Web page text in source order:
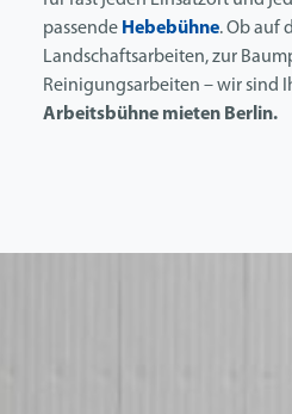
passende Hebebühne. Ob auf
Landschaftsarbeiten, zur
Reinigungsarbeiten – wir sind
Arbeitsbühne mieten Berlin.